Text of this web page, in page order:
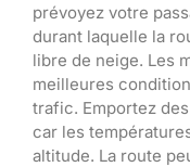
prévoyez votre
durant laquelle la
libre de neige. Les
meilleures
trafic. Emportez
car les
altitude. La route